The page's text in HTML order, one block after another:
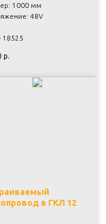
1000 мм
48V
18525
р.
в ГКЛ 12